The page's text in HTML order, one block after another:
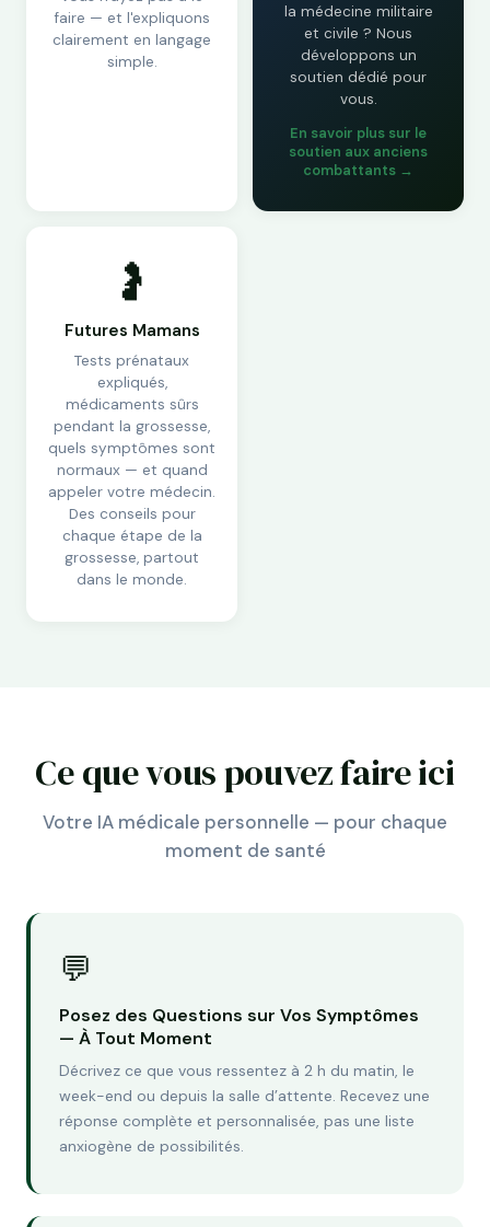
faire — et l'expliquons
clairement en langage
simple.
la médecine militaire
et civile ? Nous
développons un
soutien dédié pour
vous.
En savoir plus sur le
soutien aux anciens
combattants →
🤰
Futures Mamans
Tests prénataux
expliqués,
médicaments sûrs
pendant la grossesse,
quels symptômes sont
normaux — et quand
appeler votre médecin.
Des conseils pour
chaque étape de la
grossesse, partout
dans le monde.
Ce que vous pouvez faire ici
Votre IA médicale personnelle — pour chaque
moment de santé
💬
Posez des Questions sur Vos Symptômes
— À Tout Moment
Décrivez ce que vous ressentez à 2 h du matin, le
week-end ou depuis la salle d’attente. Recevez une
réponse complète et personnalisée, pas une liste
anxiogène de possibilités.